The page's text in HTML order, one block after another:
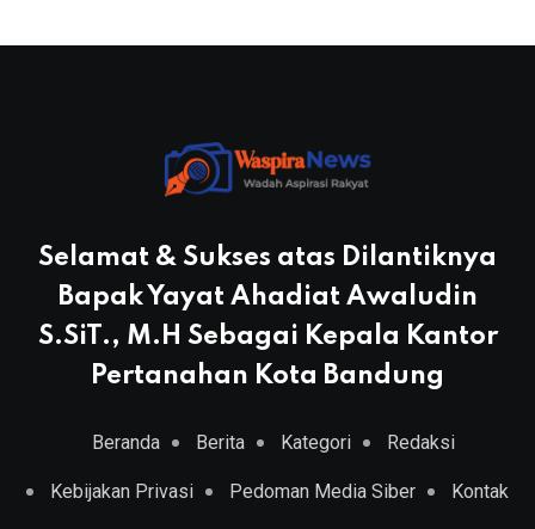
Selamat & Sukses atas Dilantiknya
Bapak Yayat Ahadiat Awaludin
S.SiT., M.H Sebagai Kepala Kantor
Pertanahan Kota Bandung
Beranda Berita Kategori Redaksi
Kebijakan Privasi Pedoman Media Siber Kontak